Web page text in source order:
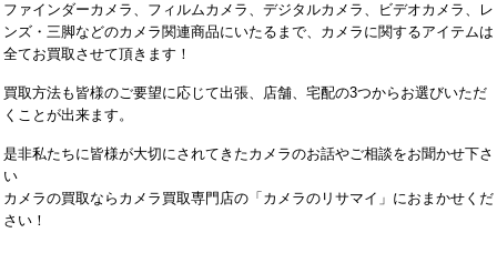
ファインダーカメラ、フィルムカメラ、デジタルカメラ、ビデオカメラ、レ
ンズ・三脚などのカメラ関連商品にいたるまで、カメラに関するアイテムは
全てお買取させて頂きます！
買取方法も皆様のご要望に応じて出張、店舗、宅配の3つからお選びいただ
くことが出来ます。
是非私たちに皆様が大切にされてきたカメラのお話やご相談をお聞かせ下さ
い
カメラの買取ならカメラ買取専門店の「カメラのリサマイ」におまかせくだ
さい！